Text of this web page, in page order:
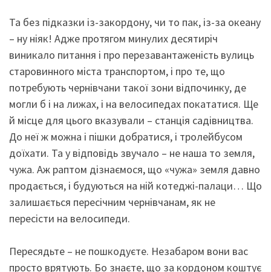
Та без підказки із-закордону, чи то пак, із-за океану
– ну ніяк! Адже протягом минулих десятиріч
виникало питання і про перезавантаженість вулиць
старовинного міста транспортом, і про те, що
потребують чернівчани такої зони відпочинку, де
могли б і на лижах, і на велосипедах покататися. Ще
й місце для цього вказували – станція садівництва.
До неї ж можна і пішки добратися, і тролейбусом
доїхати. Та у відповідь звучало – не наша то земля,
чужа. Аж раптом дізнаємося, що «чужа» земля давно
продається, і будуються на ній котеджі-палаци… Що
залишається пересічним чернівчанам, як не
пересісти на велосипеди.
Пересядьте – не пошкодуєте. Незабаром вони вас
просто врятують. Бо знаєте, що за кордоном коштує